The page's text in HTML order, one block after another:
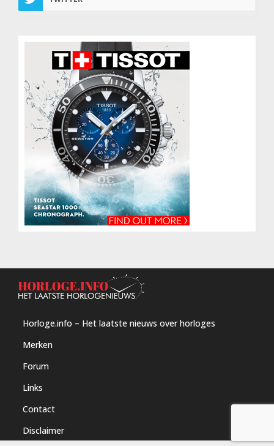
Horloge.info – Het laatste nieuws over horloges
Merken
Forum
Links
Contact
Disclaimer